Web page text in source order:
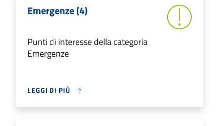
Emergenze (4)
Punti di interesse della categoria
Emergenze
LEGGI DI PIÙ